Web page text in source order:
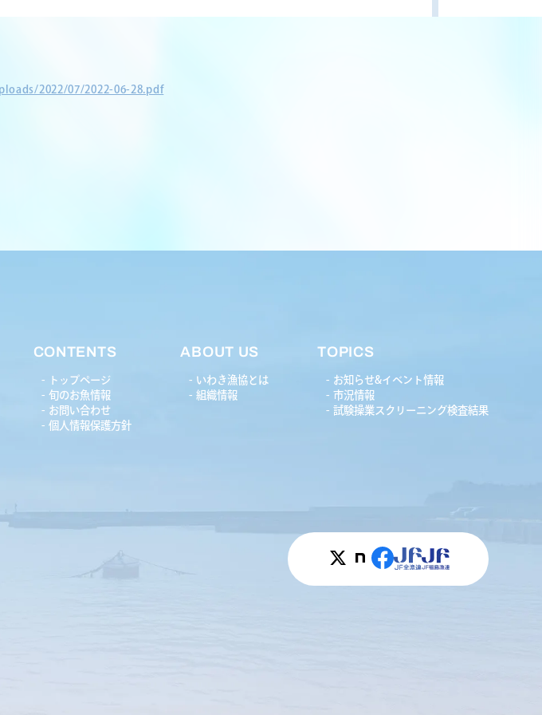
2022/07/2022-06-28.pdf
CONTENTS
トップページ
旬のお魚情報
お問い合わせ
個人情報保護方針
ABOUT US
いわき漁協とは
組織情報
TOPICS
お知らせ&イベント情報
市況情報
試験操業スクリーニング検査結果